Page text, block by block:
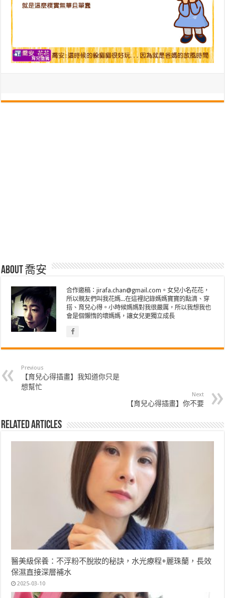
About 喬安
合作邀稿：jirafa.chan@gmail.com。女兒小名花花，
所以親友們叫我花媽...在這裡記錄媽媽寶寶的點滴、穿
搭、育兒心得。小時候媽媽對我很嚴厲，所以我想我也
會是個懶惰的壞媽媽，讓女兒更獨立成長
Previous
【育兒心得插畫】我知道你只是
想幫忙
Next
【育兒心得插畫】你不要
Related Articles
醫美級保養：不浮粉不脫妝的秘訣，水光療程+麗珠蘭，長效
保濕直接深層補水
2025-03-10